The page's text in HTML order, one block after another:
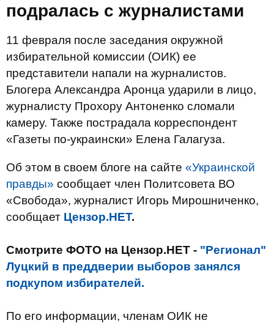
подралась с журналистами
11 февраля после заседания окружной
избирательной комиссии (ОИК) ее
представители напали на журналистов.
Блогера Александра Аронца ударили в лицо,
журналисту Прохору Антоненко сломали
камеру. Также пострадала корреспондент
«Газеты по-украински» Елена Галагуза.
Об этом в своем блоге на сайте «Украинской
правды» сообщает член Политсовета ВО
«Свобода», журналист Игорь Мирошниченко,
сообщает Цензор.НЕТ.
Смотрите ФОТО на Цензор.НЕТ - "Регионал"
Луцкий в преддверии выборов занялся
подкупом избирателей.
По его информации, членам ОИК не